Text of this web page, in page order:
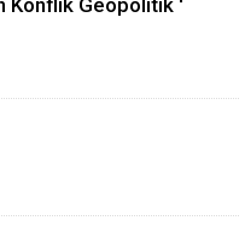
Konflik Geopolitik '